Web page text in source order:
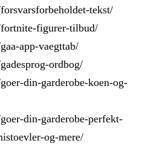
tekst/
figurer-tilbud/
app-vaegttab/
ordbog/
din-garderobe-koen-og-
din-garderobe-perfekt-
og-mere/